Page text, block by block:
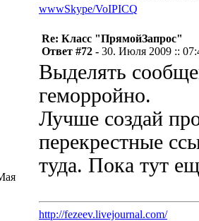
wwwSkype/VoIPICQ
Re: Класс "ПрямойЗапрос"
Ответ #72 - 30. Июля 2009 ::
Выделять
геморройно.
Лучше создай
перекрестные
туда. Пока тут
http://fezeev.livejournal.com/